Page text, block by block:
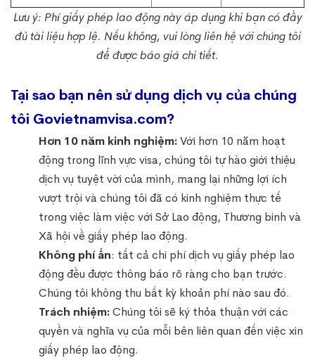
Lưu ý: Phí giấy phép lao động này áp dụng khi bạn có đầy
đủ tài liệu hợp lệ. Nếu không, vui lòng liên hệ với chúng tôi
để được báo giá chi tiết.
Tại sao bạn nên sử dụng dịch vụ của chúng
tôi Govietnamvisa.com?
Hơn 10 năm kinh nghiệm:Với hơn 10 năm hoạt
động trong lĩnh vực visa, chúng tôi tự hào giới thiệu
dịch vụ tuyệt vời của mình, mang lại những lợi ích
vượt trội và chúng tôi đã có kinh nghiệm thực tế
trong việc làm việc với Sở Lao động, Thương binh và
Xã hội về giấy phép lao động.
Không phí ẩn: tất cả chi phí dịch vụ giấy phép lao
động đều được thông báo rõ ràng cho bạn trước.
Chúng tôi không thu bất kỳ khoản phí nào sau đó.
Trách nhiệm:Chúng tôi sẽ ký thỏa thuận với các
quyền và nghĩa vụ của mỗi bên liên quan đến việc xin
giấy phép lao động.